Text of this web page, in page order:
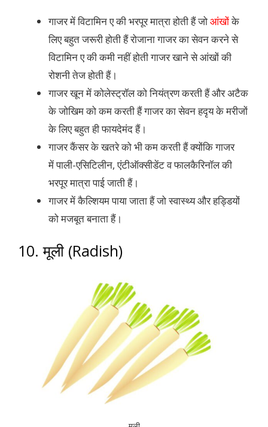
गाजर में विटामिन ए की भरपूर मात्रा होती हैं जोआंखोंके
लिए बहुत जरूरी होती हैं रोजाना गाजर का सेवन करने से
विटामिन ए की कमी नहीं होती गाजर खाने से आंखों की
रोशनी तेज होती हैं।
गाजर खून में कोलेस्ट्रॉल को नियंत्रण करती हैं और अटैक
के जोखिम को कम करती हैं गाजर का सेवन हदृय के मरीजों
के लिए बहुत ही फायदेमंद हैं।
गाजर कैंसर के खतरे को भी कम करती हैं क्योंकि गाजर
में पाली-एसिटिलीन, एंटीऑक्सीडेंट व फालकैरिनॉल की
भरपूर मात्रा पाई जाती हैं।
गाजर में कैल्शियम पाया जाता हैं जो स्वास्थ्य और हड्डियों
को मजबूत बनाता हैं।
10. मूली (Radish)